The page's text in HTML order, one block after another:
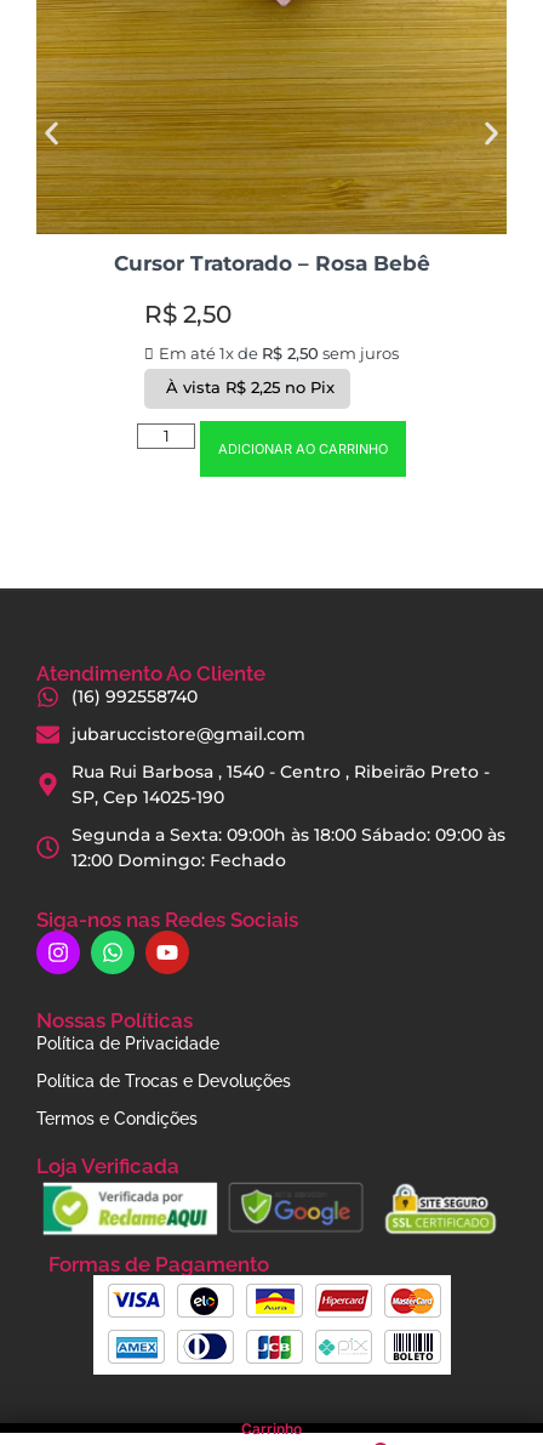
Carrinho
Cursor Tratorado – Rosa Bebê
R$ 2,50
Em até 1x de R$ 2,50 sem juros
À vista R$2,25 no Pix
ADICIONAR AO CARRINHO
Atendimento Ao Cliente
(16) 992558740
jubaruccistore@gmail.com
Rua Rui Barbosa , 1540 - Centro , Ribeirão Preto -
SP, Cep 14025-190
Segunda a Sexta: 09:00h às 18:00 Sábado: 09:00 às
12:00 Domingo: Fechado
Siga-nos nas Redes Sociais
Nossas Políticas
Política de Privacidade
Política de Trocas e Devoluções
Termos e Condições
Loja Verificada
Formas de Pagamento